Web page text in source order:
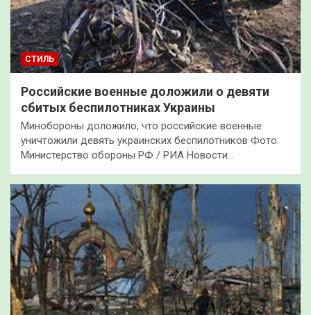
СТИЛЬ
Российские военные доложили о девяти
сбитых беспилотниках Украины
Минобороны доложило, что российские военные
уничтожили девять украинских беспилотников Фото:
Министерство обороны РФ / РИА Новости…